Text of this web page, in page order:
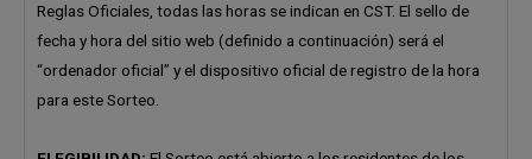
Reglas Oficiales, todas las horas se indican en CST. El sello de
fecha y hora del sitio web (definido a continuación) será el
“ordenador oficial” y el dispositivo oficial de registro de la hora
para este Sorteo.